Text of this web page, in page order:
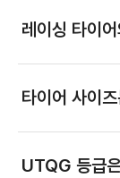
레이싱 타이
타이어 사이
UTQG 등급